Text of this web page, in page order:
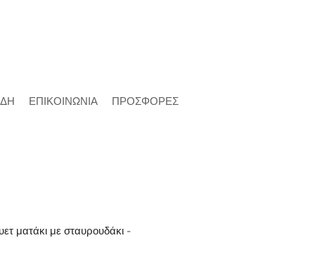
ματάκι με σταυρουδάκι -
ΕΠΙΚΟΙΝΩΝΙΑ ΠΡΟΣΦΟΡΕΣ